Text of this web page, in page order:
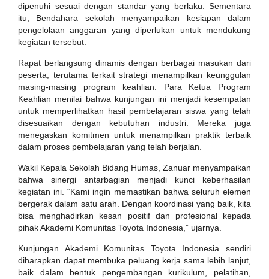
dipenuhi sesuai dengan standar yang berlaku. Sementara
itu, Bendahara sekolah menyampaikan kesiapan dalam
pengelolaan anggaran yang diperlukan untuk mendukung
kegiatan tersebut.
Rapat berlangsung dinamis dengan berbagai masukan dari
peserta, terutama terkait strategi menampilkan keunggulan
masing-masing program keahlian. Para Ketua Program
Keahlian menilai bahwa kunjungan ini menjadi kesempatan
untuk memperlihatkan hasil pembelajaran siswa yang telah
disesuaikan dengan kebutuhan industri. Mereka juga
menegaskan komitmen untuk menampilkan praktik terbaik
dalam proses pembelajaran yang telah berjalan.
Wakil Kepala Sekolah Bidang Humas, Zanuar menyampaikan
bahwa sinergi antarbagian menjadi kunci keberhasilan
kegiatan ini. “Kami ingin memastikan bahwa seluruh elemen
bergerak dalam satu arah. Dengan koordinasi yang baik, kita
bisa menghadirkan kesan positif dan profesional kepada
pihak Akademi Komunitas Toyota Indonesia,” ujarnya.
Kunjungan Akademi Komunitas Toyota Indonesia sendiri
diharapkan dapat membuka peluang kerja sama lebih lanjut,
baik dalam bentuk pengembangan kurikulum, pelatihan,